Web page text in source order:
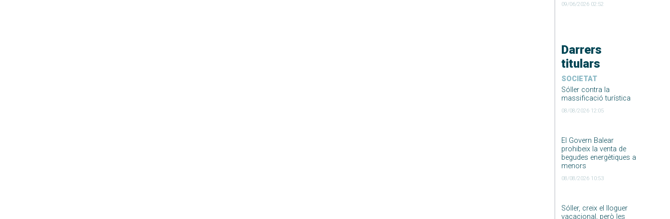
09/06/2026 02:52
Darrers
titulars
SOCIETAT
Sóller contra la
massificació turística
08/08/2026 12:05
El Govern Balear
prohibeix la venta de
begudes energètiques a
menors
08/08/2026 10:53
Sóller, creix el lloguer
vacacional, però les